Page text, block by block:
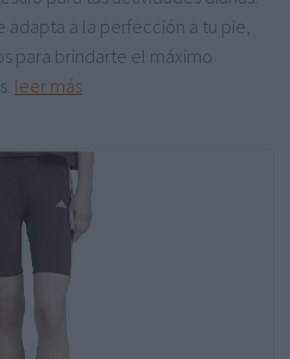
adapta a la perfección a tu pie,
para brindarte el máximo
leer más